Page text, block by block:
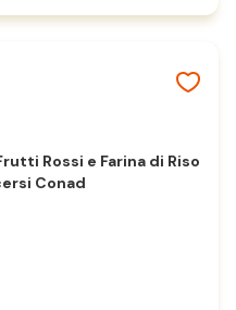
Rossi e Farina di Riso
Conad